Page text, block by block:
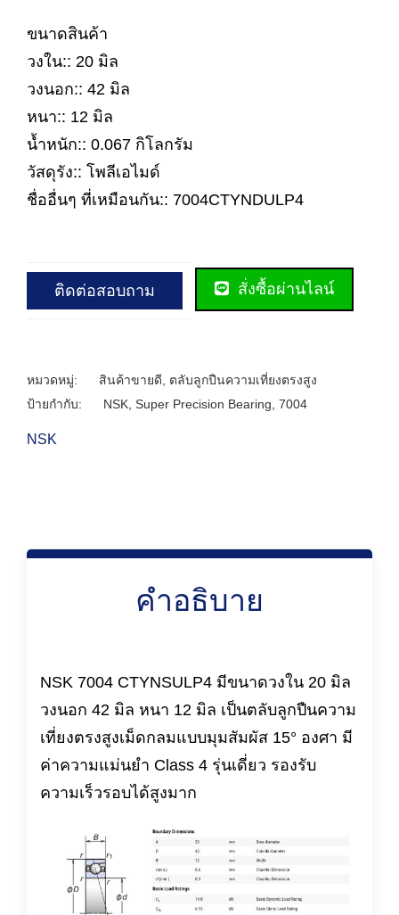
ขนาดสินค้า
วงใน:: 20 มิล
วงนอก:: 42 มิล
หนา:: 12 มิล
น้ำหนัก:: 0.067 กิโลกรัม
วัสดุรัง:: โพลีเอไมด์
ชื่ออื่นๆ ที่เหมือนกัน:: 7004CTYNDULP4
ติดต่อสอบถาม สั่งซื้อผ่านไลน์
หมวดหมู่: สินค้าขายดี
ตลับลูกปืนความเที่ยงตรงสูง
ป้ายกำกับ:
NSK Super Precision Bearing 7004
NSK
คำอธิบาย
NSK 7004 CTYNSULP4 มีขนาดวงใน 20 มิล
วงนอก 42 มิล หนา 12 มิล เป็นตลับลูกปืนความ
เที่ยงตรงสูงเม็ดกลมแบบมุมสัมผัส 15° องศา มี
ค่าความแม่นยำ Class 4 รุ่นเดี่ยว รองรับ
ความเร็วรอบได้สูงมาก